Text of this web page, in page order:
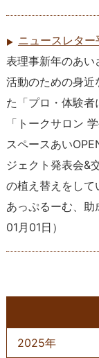
ニュースレタ
表理事新年のあ
活動のための身近
た「プロ・体験者
「トークサロン
スペースあい
ジェクト発表会&
の植え替えをして
あっぷるーむ、
01月01日 ）
2025年